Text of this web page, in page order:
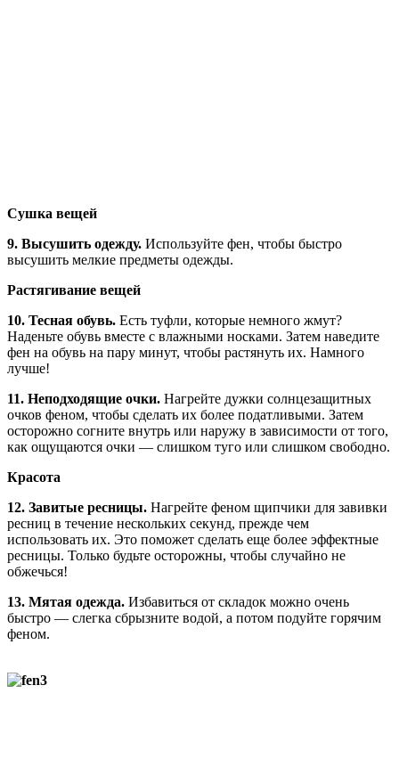
Сушка вещей
9. Высушить одежду. Используйте фен, чтобы быстро
высушить мелкие предметы одежды.
Растягивание вещей
10. Тесная обувь. Есть туфли, которые немного жмут?
Наденьте обувь вместе с влажными носками. Затем наведите
фен на обувь на пару минут, чтобы растянуть их. Намного
лучше!
11. Неподходящие очки. Нагрейте дужки солнцезащитных
очков феном, чтобы сделать их более податливыми. Затем
осторожно согните внутрь или наружу в зависимости от того,
как ощущаются очки — слишком туго или слишком свободно.
Красота
12. Завитые ресницы. Нагрейте феном щипчики для завивки
ресниц в течение нескольких секунд, прежде чем
использовать их. Это поможет сделать еще более эффектные
ресницы. Только будьте осторожны, чтобы случайно не
обжечься!
13. Мятая одежда. Избавиться от складок можно очень
быстро — слегка сбрызните водой, а потом подуйте горячим
феном.